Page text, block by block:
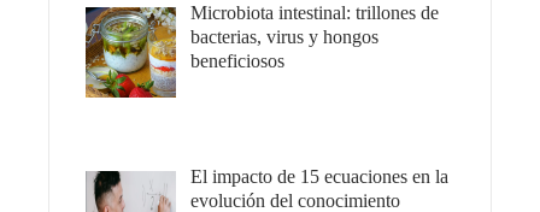
Microbiota intestinal: trillones de
bacterias, virus y hongos
beneficiosos
El impacto de 15 ecuaciones en la
evolución del conocimiento